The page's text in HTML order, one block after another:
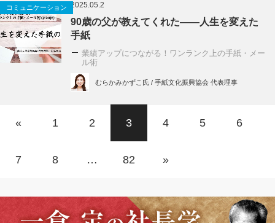
コミュニケーション 2025.05.2
90歳の父が教えてくれた――人生を変えた
手紙
業績アップにつながる！ワンランク上の手紙・メー
ル術
むらかみかずこ氏 / 手紙文化振興協会 代表理事
« 1 2 3 4 5 6
7 8 … 82 »